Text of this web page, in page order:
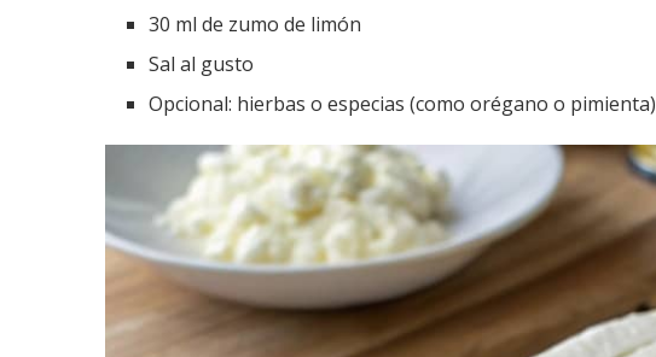
30 ml de zumo de limón
Sal al gusto
Opcional: hierbas o especias (como orégano o pimienta)